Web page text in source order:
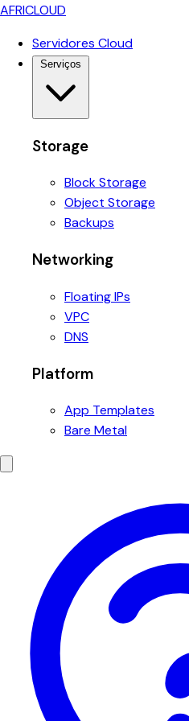
AFRICLOUD
Servidores Cloud
Serviços
Storage
Block Storage
Object Storage
Backups
Networking
Floating IPs
VPC
DNS
Platform
App Templates
Bare Metal